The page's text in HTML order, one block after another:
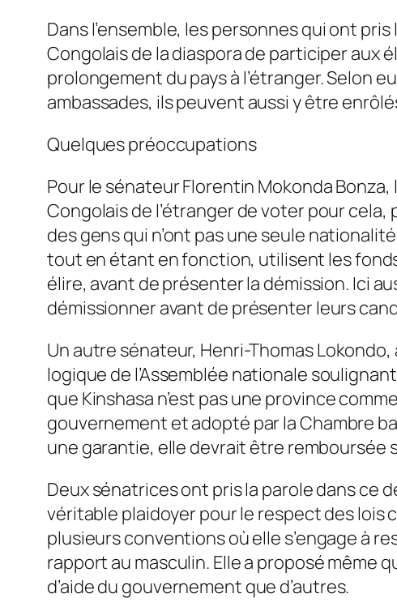
Dans l’ensemble, les personnes qui ont
Congolais de la diaspora de participer aux
prolongement du pays à l’étranger. Selon
ambassades, ils peuvent aussi y être
Quelques préoccupations
Pour le sénateur Florentin Mokonda
Congolais de l’étranger de voter pour
des gens qui n’ont pas une seule
tout en étant en fonction, utilisent les
élire, avant de présenter la démission. Ici
démissionner avant de présenter leurs
Un autre sénateur, Henri-Thomas
logique de l’Assemblée nationale
que Kinshasa n’est pas une province
gouvernement et adopté par la Chambre
une garantie, elle devrait être remboursée
Deux sénatrices ont pris la parole dans ce
véritable plaidoyer pour le respect des lois
plusieurs conventions où elle s’engage à
rapport au masculin. Elle a proposé même
d’aide du gouvernement que d’autres.